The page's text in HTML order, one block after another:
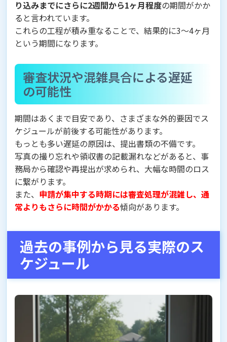
り込みまでにさらに2週間から1ヶ月程度の期間がかか
ると言われています。
これらの工程が積み重なることで、結果的に3〜4ヶ月
という期間になります。
審査状況や混雑具合による遅延
の可能性
期間はあくまで目安であり、さまざまな外的要因でス
ケジュールが前後する可能性があります。
もっとも多い遅延の原因は、提出書類の不備です。
写真の撮り忘れや領収書の記載漏れなどがあると、事
務局から確認や再提出が求められ、大幅な時間のロス
に繋がります。
また、 申請が集中する時期には審査処理が混雑し、通
常よりもさらに時間がかかる傾向があります。
過去の事例から見る実際のス
ケジュール